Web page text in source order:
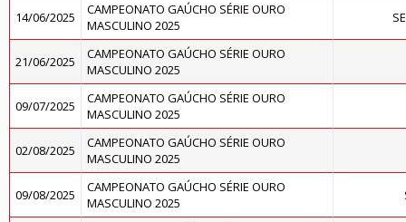
14/06/2025
CAMPEONATO GAÚCHO SÉRIE OURO
MASCULINO 2025
21/06/2025
CAMPEONATO GAÚCHO SÉRIE OURO
MASCULINO 2025
09/07/2025
CAMPEONATO GAÚCHO SÉRIE OURO
MASCULINO 2025
02/08/2025
CAMPEONATO GAÚCHO SÉRIE OURO
MASCULINO 2025
09/08/2025
CAMPEONATO GAÚCHO SÉRIE OURO
MASCULINO 2025